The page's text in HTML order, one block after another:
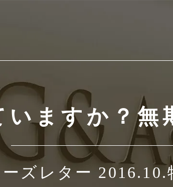
いますか？無
ズレター 2016.10.